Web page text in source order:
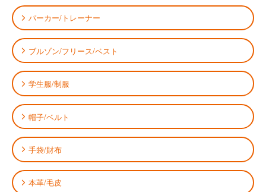
パーカー/トレーナー
ブルゾン/フリース/ベスト
学生服/制服
帽子/ベルト
手袋/財布
本革/毛皮